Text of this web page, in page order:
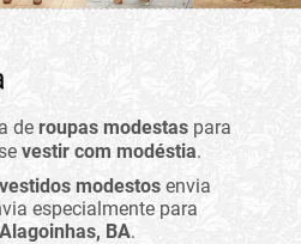
de roupas modestas para
vestir com modéstia.
modestos envia
especialmente para
Alagoinhas, BA.